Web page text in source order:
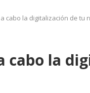
cabo la digitalización de tu
cabo la